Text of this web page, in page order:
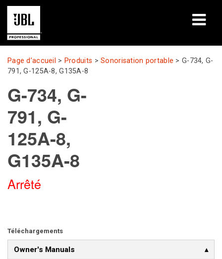
Produits
Sessions de formation en ligne
Formation
À propos de
Langue/Région
Page d’accueil > Produits >Sonorisation portable >G-734, G-
791, G-125A-8, G135A-8
G-734, G-
791, G-
125A-8,
G135A-8
Arrêté
Téléchargements
Owner's Manuals